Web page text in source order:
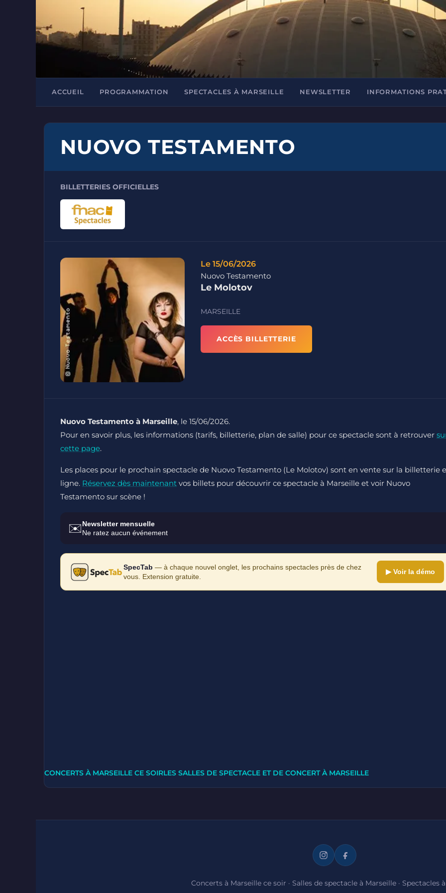
ACCUEIL PROGRAMMATION SPECTACLES À MARSEILLE NEWSLETTER INFORMATIONS
NUOVO TESTAMENTO
BILLETTERIES OFFICIELLES
Le 15/06/2026
Nuovo Testamento
Le Molotov
MARSEILLE
ACCÈS BILLETTERIE
Nuovo Testamento à Marseille, le 15/06/2026.
Pour en savoir plus, les informations (tarifs, billetterie, plan de salle) pour ce spectacle sont à retrouver
cette page.
Les places pour le prochain spectacle de Nuovo Testamento (Le Molotov) sont en vente sur la billetterie
ligne. Réservez dès maintenant vos billets pour découvrir ce spectacle à Marseille et voir Nuovo
Testamento sur scène !
✉️Newsletter mensuelle
Ne ratez aucun événement
SpecTab — à chaque nouvel onglet, les prochains spectacles près de chez
vous. Extension gratuite.
▶ Voir la démo
CONCERTS À MARSEILLE CE SOIRLES SALLES DE SPECTACLE ET DE CONCERT À MARSEILLE
Concerts à Marseille ce soir · Salles de spectacle à Marseille· Spectacles